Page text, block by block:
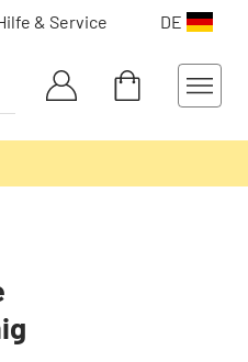
& Service DE